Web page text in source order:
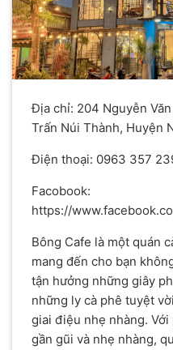
Địa chỉ: 204 Nguyễn
Trấn Núi Thành, Huyện
Điện thoại: 0963 357
Facobook:
https://
Bông Cafe là một quán
mang đến cho bạn
tận hưởng những giây
những ly cà phê tuyệt
giai điệu nhẹ nhàng.
gần gũi và nhẹ nhàng,